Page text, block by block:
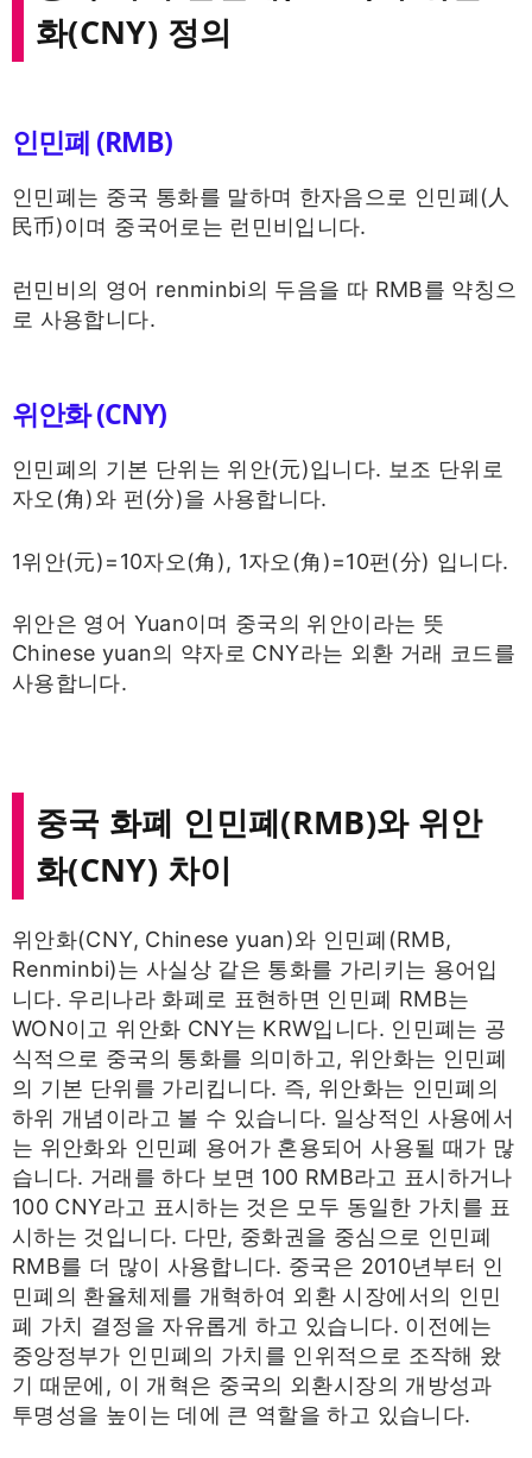
화(CNY) 정의
인민폐 (RMB)
인민폐는 중국 통화를 말하며 한자음으로 인민폐(人
民币)이며 중국어로는 런민비입니다.
런민비의 영어 renminbi의 두음을 따 RMB를 약칭으
로 사용합니다.
위안화 (CNY)
인민폐의 기본 단위는 위안(元)입니다. 보조 단위로
자오(角)와 펀(分)을 사용합니다.
1위안(元)=10자오(角), 1자오(角)=10펀(分) 입니다.
위안은 영어 Yuan이며 중국의 위안이라는 뜻
Chinese yuan의 약자로 CNY라는 외환 거래 코드를
사용합니다.
중국 화폐 인민폐(RMB)와 위안
화(CNY) 차이
위안화(CNY, Chinese yuan)와 인민폐(RMB,
Renminbi)는 사실상 같은 통화를 가리키는 용어입
니다. 우리나라 화폐로 표현하면 인민폐 RMB는
WON이고 위안화 CNY는 KRW입니다. 인민폐는 공
식적으로 중국의 통화를 의미하고, 위안화는 인민폐
의 기본 단위를 가리킵니다. 즉, 위안화는 인민폐의
하위 개념이라고 볼 수 있습니다. 일상적인 사용에서
는 위안화와 인민폐 용어가 혼용되어 사용될 때가 많
습니다. 거래를 하다 보면 100 RMB라고 표시하거나
100 CNY라고 표시하는 것은 모두 동일한 가치를 표
시하는 것입니다. 다만, 중화권을 중심으로 인민폐
RMB를 더 많이 사용합니다. 중국은 2010년부터 인
민폐의 환율체제를 개혁하여 외환 시장에서의 인민
폐 가치 결정을 자유롭게 하고 있습니다. 이전에는
중앙정부가 인민폐의 가치를 인위적으로 조작해 왔
기 때문에, 이 개혁은 중국의 외환시장의 개방성과
투명성을 높이는 데에 큰 역할을 하고 있습니다.